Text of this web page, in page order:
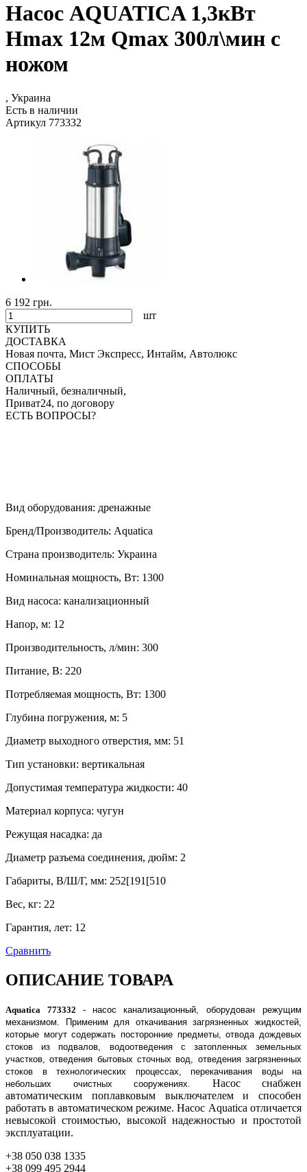
Насос AQUATICA 1,3кВт
Hmax 12м Qmax 300л\мин с
ножом
, Украина
Есть в наличии
Артикул 773332
6 192 грн.
шт
КУПИТЬ
ДОСТАВКА
Новая почта, Мист Экспресс, Интайм, Автолюкс
СПОСОБЫ
ОПЛАТЫ
Наличный, безналичный,
Приват24, по договору
ЕСТЬ ВОПРОСЫ?
Вид оборудования: дренажные
Бренд/Производитель: Aquatica
Страна производитель: Украина
Номинальная мощность, Вт: 1300
Вид насоса: канализационный
Напор, м: 12
Производительность, л/мин: 300
Питание, В: 220
Потребляемая мощность, Вт: 1300
Глубина погружения, м: 5
Диаметр выходного отверстия, мм: 51
Тип установки: вертикальная
Допустимая температура жидкости: 40
Материал корпуса: чугун
Режущая насадка: да
Диаметр разъема соединения, дюйм: 2
Габариты, В/Ш/Г, мм: 252[191[510
Вес, кг: 22
Гарантия, лет: 12
Сравнить
ОПИСАНИЕ ТОВАРА
Aquatica 773332 - насос канализационный, оборудован режущим
механизмом. Применим для откачивания загрязненных жидкостей,
которые могут содержать посторонние предметы, отвода дождевых
стоков из подвалов, водоотведения с затопленных земельных
участков, отведения бытовых сточных вод, отведения загрязненных
стоков в технологических процессах, перекачивания воды на
небольших очистных сооружениях.
Насос снабжен
автоматическим поплавковым выключателем и способен
работать в автоматическом режиме. Насос Aquatica отличается
невысокой стоимостью, высокой надежностью и простотой
эксплуатации.
+38 050 038 1335
+38 099 495 2944